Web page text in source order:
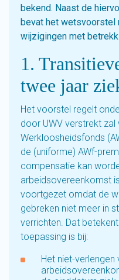
bekend. Naast de
bevat het wetsvoorstel
wijzigingen met
1.
twee jaar
Het voorstel regelt
door UWV verstrekt
Werkloosheidsfonds
de (uniforme) AWf-
compensatie kan
arbeidsovereenkomst
voortgezet omdat de
gebreken niet meer in
verrichten. Dat
toepassing is bij:
Het niet-verlengen